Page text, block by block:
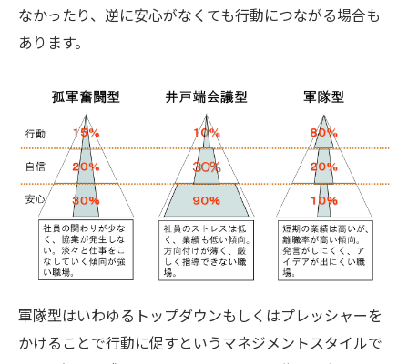
なかったり、逆に安心がなくても行動につながる場合も
あります。
軍隊型はいわゆるトップダウンもしくはプレッシャーを
かけることで行動に促すというマネジメントスタイルで